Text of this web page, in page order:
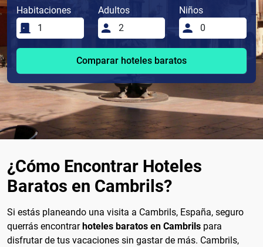
Habitaciones Adultos Niños
Comparar hoteles baratos
¿Cómo Encontrar Hoteles
Baratos en Cambrils?
Si estás planeando una visita a Cambrils, España, seguro
querrás encontrar hoteles baratos en Cambrils para
disfrutar de tus vacaciones sin gastar de más. Cambrils,